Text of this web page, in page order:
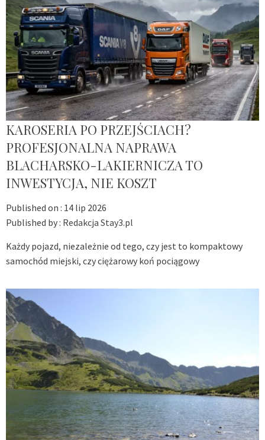
KAROSERIA PO PRZEJŚCIACH?
PROFESJONALNA NAPRAWA
BLACHARSKO-LAKIERNICZA TO
INWESTYCJA, NIE KOSZT
Published on : 14 lip 2026
Published by : Redakcja Stay3.pl
Każdy pojazd, niezależnie od tego, czy jest to kompaktowy
samochód miejski, czy ciężarowy koń pociągowy